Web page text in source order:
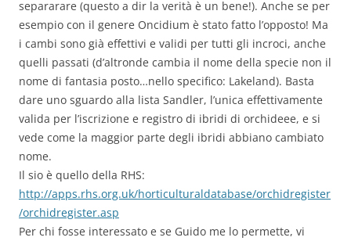
separarare (questo a dir la verità è un bene!). Anche se per
esempio con il genere Oncidium è stato fatto l’opposto! Ma
i cambi sono già effettivi e validi per tutti gli incroci, anche
quelli passati (d’altronde cambia il nome della specie non il
nome di fantasia posto…nello specifico: Lakeland). Basta
dare uno sguardo alla lista Sandler, l’unica effettivamente
valida per l’iscrizione e registro di ibridi di orchideee, e si
vede come la maggior parte degli ibridi abbiano cambiato
nome.
Il sio è quello della RHS:
http://apps.rhs.org.uk/horticulturaldatabase/orchidregister
/orchidregister.asp
Per chi fosse interessato e se Guido me lo permette, vi